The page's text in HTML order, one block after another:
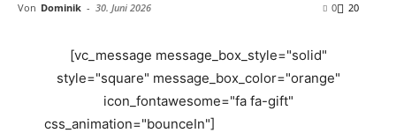
Von Dominik - 30. Juni 2026 20
0
[vc_message message_box_style="solid"
style="square" message_box_color="orange"
icon_fontawesome="fa fa-gift"
css_animation="bounceIn"]